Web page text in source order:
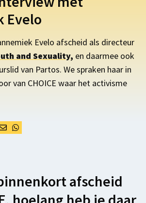
Evelo
Evelo afscheid als directeur
and Sexuality, en daarmee ook
van Partos. We spraken haar in
van CHOICE waar het activisme
afscheid